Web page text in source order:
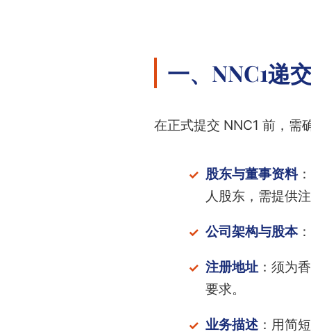
一、NNC1递
在正式提交 NNC1 前，需
股东与董事资料
人股东，需提供
公司架构与股本
注册地址：须为
要求。
业务描述：用简